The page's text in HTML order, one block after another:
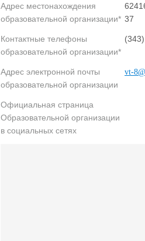
Адрес местонахождения
образовательной организации* 37
Контактные телефоны
образовательной организации*
Адрес электронной почты
образовательной организации
vt-
Официальная страница
Образовательной организации
в социальных сетях